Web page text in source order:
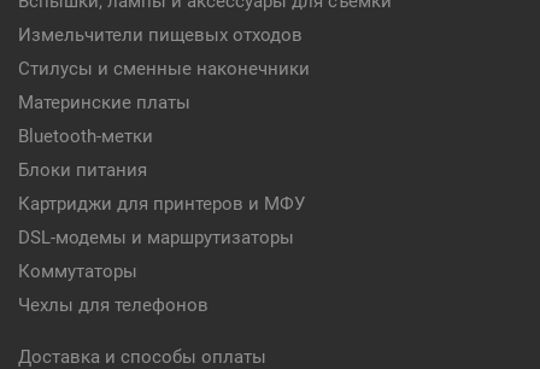
Измельчители пищевых отходов
Стилусы и сменные наконечники
Материнские платы
Bluetooth-метки
Блоки питания
Картриджи для принтеров и МФУ
DSL-модемы и маршрутизаторы
Коммутаторы
Чехлы для телефонов
Доставка и способы оплаты